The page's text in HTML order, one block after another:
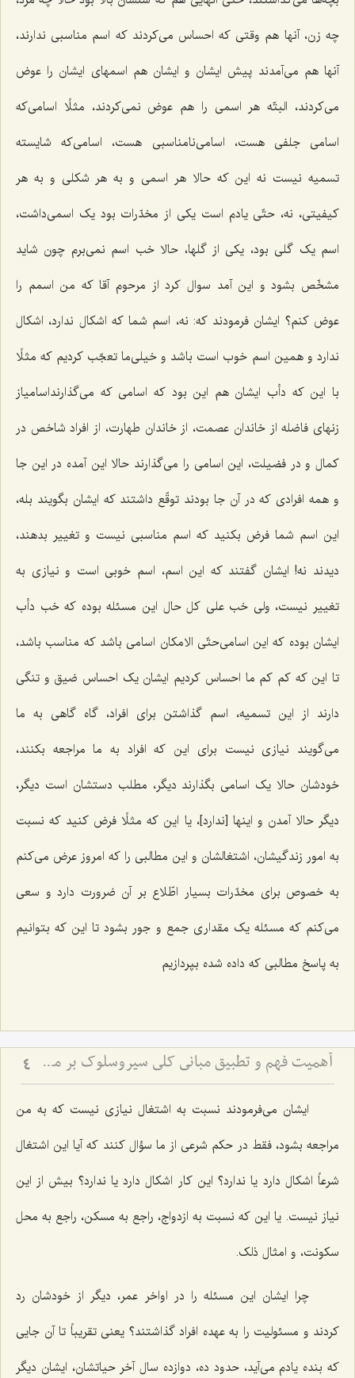
چه زن، آنها هم وقتی که احساس می‌کردند که اسم مناسبی ندارند،
آنها هم می‌آمدند پیش ایشان و ایشان هم اسمهای ایشان را عوض
می‌کردند، البتّه هر اسمی را هم عوض نمی‌کردند، مثلًا اسامی‌که
اسامی جلفی هست، اسامی‌نامناسبی هست، اسامی‌که شایسته
تسمیه نیست نه این که حالا هر اسمی و به هر شکلی و به هر
کیفیتی، نه، حتّی یادم است یکی از مخدّرات بود یک اسمی‌داشت،
اسم یک گلی بود، یکی از گلها، حالا خب اسم نمی‌برم چون شاید
مشخّص بشود و این آمد سوال کرد از مرحوم آقا که من اسمم را
عوض کنم؟ ایشان فرمودند که: نه، اسم شما که اشکال ندارد، اشکال
ندارد و همین اسم خوب است باشد و خیلی‌ما تعجّب کردیم که مثلًا
با این که دأب ایشان هم این بود که اسامی که می‌گذارنداسامیاز
زنهای فاضله از خاندان عصمت، از خاندان طهارت، از افراد شاخص در
کمال و در فضیلت، این اسامی را می‌گذارند حالا این آمده در این جا
و همه افرادی که در آن جا بودند توقّع داشتند که ایشان بگویند بله،
این اسم شما فرض بکنید که اسم مناسبی نیست و تغییر بدهند،
دیدند نه! ایشان گفتند که این اسم، اسم خوبی است و نیازی به
تغییر نیست، ولی خب علی کل حال این مسئله بوده که خب دأب
ایشان بوده که این اسامی‌حتّی الامکان اسامی باشد که مناسب باشد،
تا این که کم کم ما احساس کردیم ایشان یک احساس ضیق و تنگی
دارند از این تسمیه، اسم گذاشتن برای افراد، گاه گاهی به ما
می‌گویند نیازی نیست برای این که افراد به ما مراجعه بکنند،
خودشان حالا یک اسامی بگذارند دیگر، مطلب دستشان است دیگر،
دیگر حالا آمدن و اینها [ندارد]، یا این که مثلًا فرض کنید که نسبت
به امور زندگیشان، اشتغالشان و این مطالبی را که امروز عرض می‌کنم
به خصوص برای مخدّرات بسیار اطّلاع بر آن ضرورت دارد و سعی
می‌کنم که مسئله یک مقداری جمع و جور بشود تا این که بتوانیم
به پاسخ مطالبی که داده شده بپردازیم
أهمیت فهم و تطبیق مبانی كلی سیروسلوك بر مسائل جزئی زندگی 4
ایشان می‌فرمودند نسبت به اشتغال نیازی نیست که به من
مراجعه بشود، فقط در حکم شرعی از ما سؤال کنند که آیا این اشتغال
شرعاً اشکال دارد یا ندارد؟ این کار اشکال دارد یا ندارد؟ بیش از این
نیاز نیست. یا این که نسبت به ازدواج، راجع به مسکن، راجع به محل
سکونت، و امثال ذلک.
چرا ایشان این مسئله را در اواخر عمر، دیگر از خودشان رد
کردند و مسئولیت را به عهده افراد گذاشتند؟ یعنی تقریباً تا آن جایی
که بنده یادم می‌آید، حدود ده، دوازده سال آخر حیاتشان، ایشان دیگر